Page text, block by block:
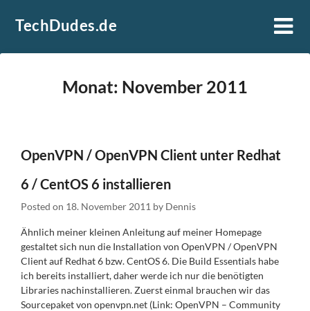
TechDudes.de
Monat: November 2011
OpenVPN / OpenVPN Client unter Redhat
6 / CentOS 6 installieren
Posted on 18. November 2011 by Dennis
Ähnlich meiner kleinen Anleitung auf meiner Homepage
gestaltet sich nun die Installation von OpenVPN / OpenVPN
Client auf Redhat 6 bzw. CentOS 6. Die Build Essentials habe
ich bereits installiert, daher werde ich nur die benötigten
Libraries nachinstallieren. Zuerst einmal brauchen wir das
Sourcepaket von openvpn.net (Link: OpenVPN – Community